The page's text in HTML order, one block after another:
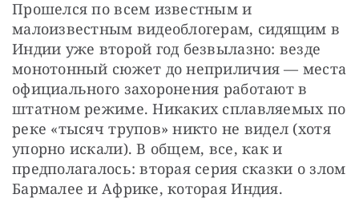
Прошелся по всем известным и
малоизвестным видеоблогерам, сидящим в
Индии уже второй год безвылазно: везде
монотонный сюжет до неприличия — места
официального захоронения работают в
штатном режиме. Никаких сплавляемых по
реке «тысяч трупов» никто не видел (хотя
упорно искали). В общем, все, как и
предполагалось: вторая серия сказки о злом
Бармалее и Африке, которая Индия.